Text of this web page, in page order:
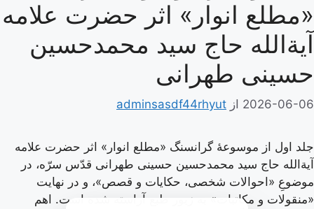
«مطلع انوار» اثر حضرت علامه
آیة‌الله حاج سید محمدحسین
حسینی طهرانی
2026-06-06 از adminsasdf44rhyut
جلد اول از موسوعۀ گرانسنگ «مطلع انوار» اثر حضرت علامه
آیة‌الله حاج سید محمدحسین حسینی طهرانی قدّس سرّه، در
موضوعِ «احوالات شخصی، حکایات و قصص»، و در نهایت
«منقولات و مکاتبات» به زیور طبع آراسته شده است. اهم